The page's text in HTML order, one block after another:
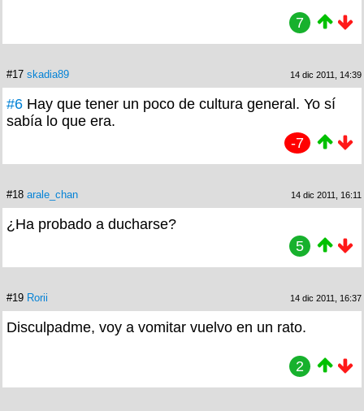
7
#17 skadia89 14 dic 2011, 14:39
#6 Hay que tener un poco de cultura general. Yo sí
sabía lo que era.
-7
#18 arale_chan 14 dic 2011, 16:11
¿Ha probado a ducharse?
5
#19 Rorii 14 dic 2011, 16:37
Disculpadme, voy a vomitar vuelvo en un rato.
2